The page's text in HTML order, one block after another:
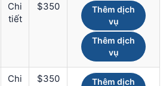
Chi
tiết
$350
Thêm dịch
vụ
Thêm dịch
vụ
Chi
$350
Thêm dịch